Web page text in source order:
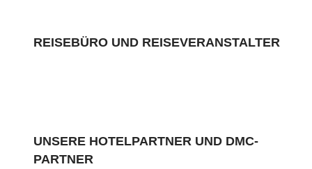
REISEBÜRO UND REISEVERANSTALTER
UNSERE HOTELPARTNER UND DMC-
PARTNER